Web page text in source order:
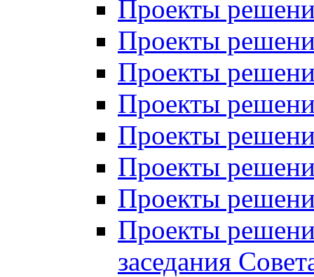
Проекты
Проекты
Проекты
Проекты
Проекты
Проекты
Проекты
Проекты
заседания